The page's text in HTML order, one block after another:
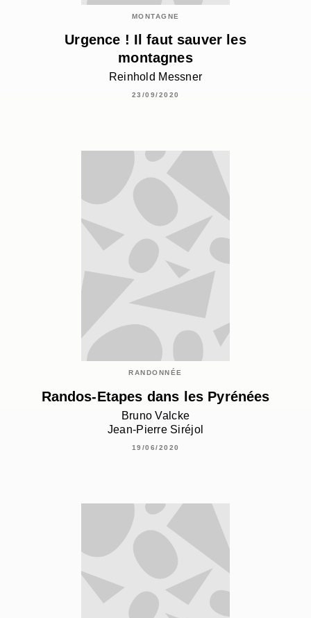
MONTAGNE
Urgence ! Il faut sauver les
montagnes
Reinhold Messner
23/09/2020
RANDONNÉE
Randos-Etapes dans les Pyrénées
Bruno Valcke
Jean-Pierre Siréjol
19/06/2020